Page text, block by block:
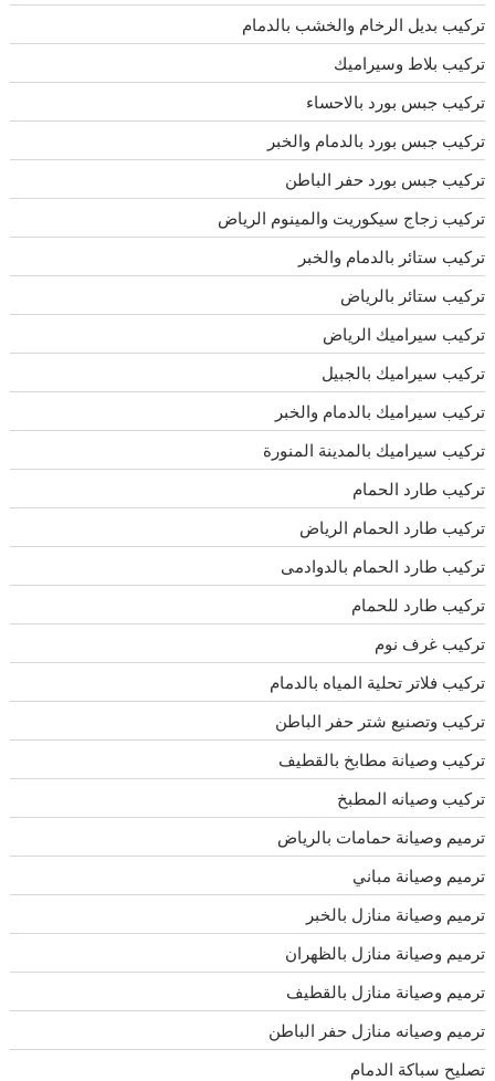
تركيب بديل الرخام والخشب بالدمام
تركيب بلاط وسيراميك
تركيب جبس بورد بالاحساء
تركيب جبس بورد بالدمام والخبر
تركيب جبس بورد حفر الباطن
تركيب زجاج سيكوريت والمينوم الرياض
تركيب ستائر بالدمام والخبر
تركيب ستائر بالرياض
تركيب سيراميك الرياض
تركيب سيراميك بالجبيل
تركيب سيراميك بالدمام والخبر
تركيب سيراميك بالمدينة المنورة
تركيب طارد الحمام
تركيب طارد الحمام الرياض
تركيب طارد الحمام بالدوادمى
تركيب طارد للحمام
تركيب غرف نوم
تركيب فلاتر تحلية المياه بالدمام
تركيب وتصنيع شتر حفر الباطن
تركيب وصيانة مطابخ بالقطيف
تركيب وصيانه المطبخ
ترميم وصيانة حمامات بالرياض
ترميم وصيانة مباني
ترميم وصيانة منازل بالخبر
ترميم وصيانة منازل بالظهران
ترميم وصيانة منازل بالقطيف
ترميم وصيانه منازل حفر الباطن
تصليح سباكة الدمام